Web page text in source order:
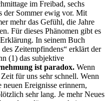
im Freibad, sechs
der Sommer ewig vor. Mit
mehr das Gefühl, die Jahre
Für dieses Phänomen gibt es
In seinem Buch
Zeitempfindens“ erklärt der
(1) das subjektive
ist paradox. Wenn
für uns sehr schnell. Wenn
Ereignisse erinnern,
sehr lang. Je mehr Neues